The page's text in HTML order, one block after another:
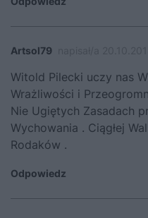
Artsol79
Witold Pilecki uczy nas
Wrażliwości i
Nie Ugiętych Zasadach
Wychowania . Ciągłej
Rodaków .
Odpowiedz